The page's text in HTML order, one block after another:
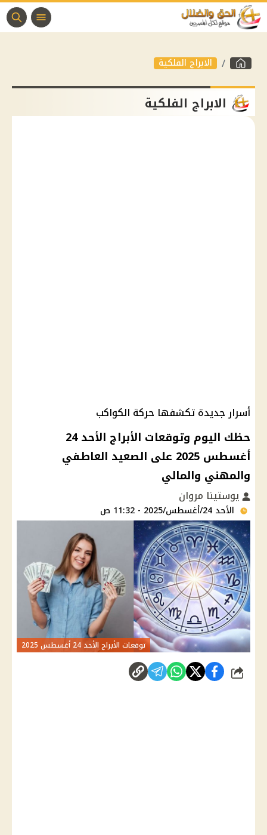
الابراج الفلكية
الابراج الفلكية
أسرار جديدة تكشفها حركة الكواكب
حظك اليوم وتوقعات الأبراج الأحد 24
أغسطس 2025 على الصعيد العاطفي
والمهني والمالي
يوستينا مروان
الأحد 24/أغسطس/2025 - 11:32 ص
توقعات الأبراج الأحد 24 أغسطس 2025
شارك